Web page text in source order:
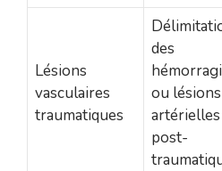
Lésions
vasculaires
traumatiques
des
ou lésions
artérielles
post-